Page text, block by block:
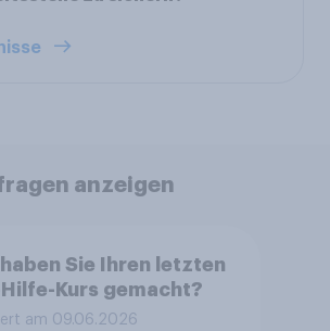
anzeigen
Sie Ihren letzten
Kurs gemacht?
am 09.06.2026